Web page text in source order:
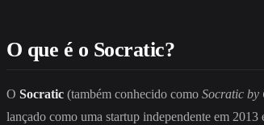
O que é o Socratic?
O Socratic (também conhecido como Socratic by
lançado como uma startup independente em